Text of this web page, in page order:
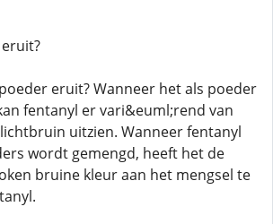
eruit? Wanneer het als poeder
fentanyl er vari&euml;rend van
uitzien. Wanneer fentanyl
wordt gemengd, heeft het de
bruine kleur aan het mengsel te